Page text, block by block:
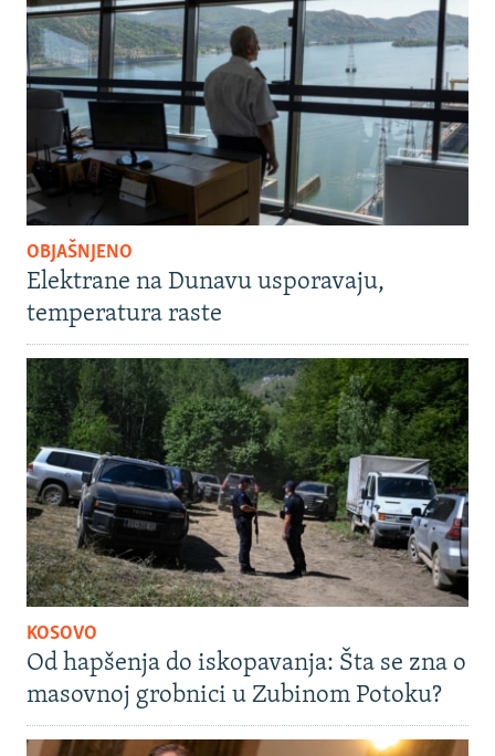
OBJAŠNJENO
Elektrane na Dunavu usporavaju,
temperatura raste
KOSOVO
Od hapšenja do iskopavanja: Šta se zna o
masovnoj grobnici u Zubinom Potoku?